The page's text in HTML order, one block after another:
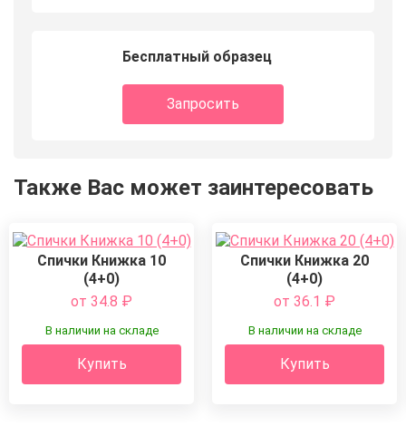
Бесплатный образец
Запросить
Также Вас может заинтересовать
Спички Книжка 10
(4+0)
от 34.8 ₽
В наличии на складе
Купить
Спички Книжка 20
(4+0)
от 36.1 ₽
В наличии на складе
Купить